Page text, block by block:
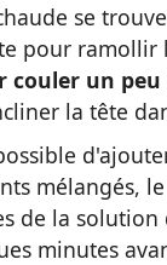
chaude se
pour ramollir
couler un
la tête
mélangés,
de la
minutes